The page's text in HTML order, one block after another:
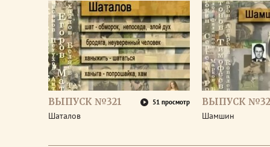
ВЫПУСК №321 51 просмотр
Шаталов
ВЫПУСК
Шамшин